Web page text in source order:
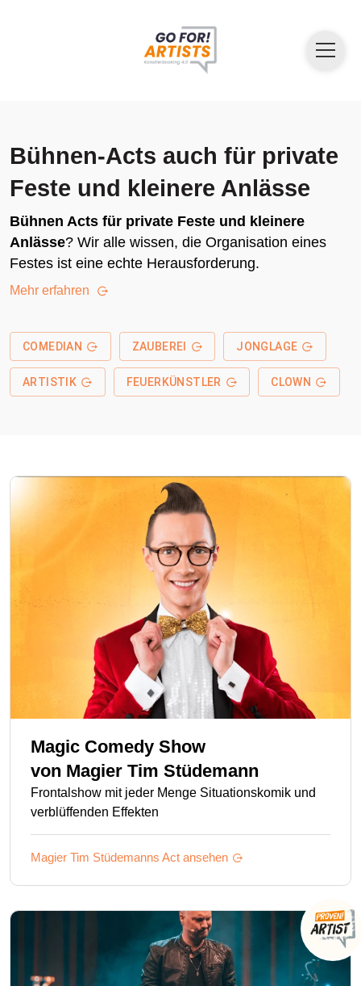
Bühnen-Acts auch für private
Feste und kleinere Anlässe
Bühnen Acts für private Feste und kleinere
Anlässe? Wir alle wissen, die Organisation eines
Festes ist eine echte Herausforderung.
Mehr erfahren
COMEDIAN ZAUBEREI JONGLAGE
ARTISTIK FEUERKÜNSTLER CLOWN
Magic Comedy Show
von Magier Tim Stüdemann
Frontalshow mit jeder Menge Situationskomik und
verblüffenden Effekten
Magier Tim Stüdemanns Act ansehen